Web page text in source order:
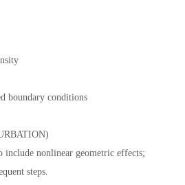
boundary conditions
include nonlinear geometric effects;
steps.